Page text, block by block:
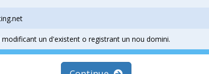
un d'existent o registrant un nou domini.